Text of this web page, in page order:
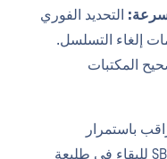
التحديد الفوري
إلغاء التسلسل.
المكتبات
باستمرار
المكونات مفتوحة المصدر من خلال SBOM للبقاء في طليعة